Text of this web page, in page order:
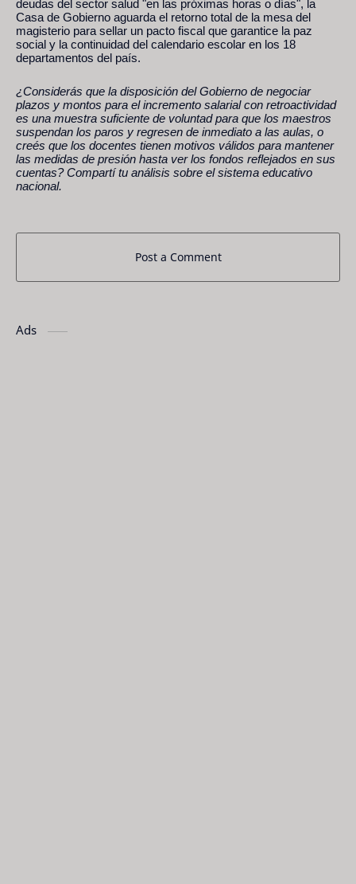
deudas del sector salud "en las próximas horas o días", la
Casa de Gobierno aguarda el retorno total de la mesa del
magisterio para sellar un pacto fiscal que garantice la paz
social y la continuidad del calendario escolar en los 18
departamentos del país.
¿Considerás que la disposición del Gobierno de negociar
plazos y montos para el incremento salarial con retroactividad
es una muestra suficiente de voluntad para que los maestros
suspendan los paros y regresen de inmediato a las aulas, o
creés que los docentes tienen motivos válidos para mantener
las medidas de presión hasta ver los fondos reflejados en sus
cuentas? Compartí tu análisis sobre el sistema educativo
nacional.
Post a Comment
Ads